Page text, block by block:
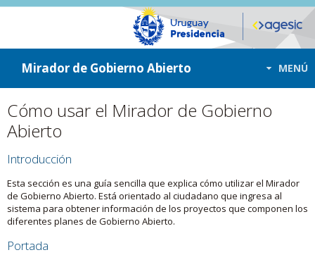
ir a contenido
ir al menú
Mirador de Gobierno Abierto MENÚ
Cómo usar el Mirador de Gobierno
Abierto
Introducción
Esta sección es una guía sencilla que explica cómo utilizar el Mirador
de Gobierno Abierto. Está orientado al ciudadano que ingresa al
sistema para obtener información de los proyectos que componen los
diferentes planes de Gobierno Abierto.
Portada